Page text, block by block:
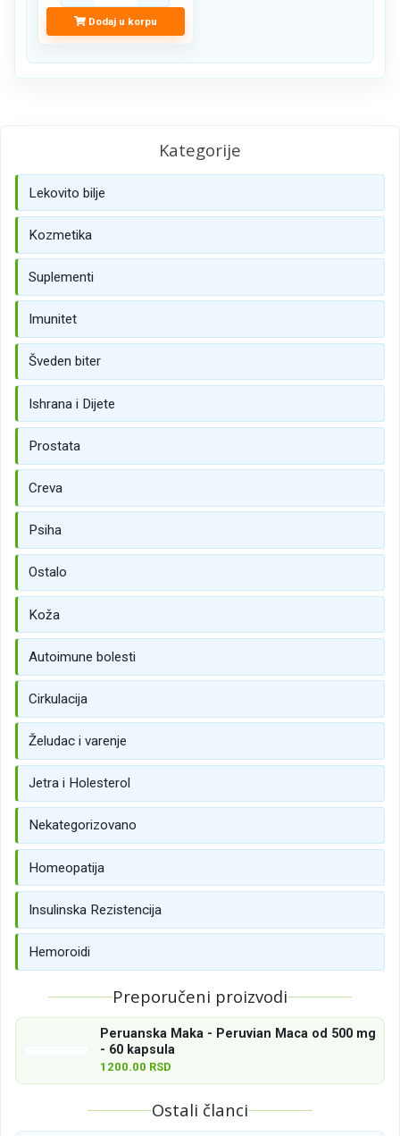
Dodaj u korpu
Kategorije
Lekovito bilje
Kozmetika
Suplementi
Imunitet
Šveden biter
Ishrana i Dijete
Prostata
Creva
Psiha
Ostalo
Koža
Autoimune bolesti
Cirkulacija
Želudac i varenje
Jetra i Holesterol
Nekategorizovano
Homeopatija
Insulinska Rezistencija
Hemoroidi
Preporučeni proizvodi
Peruanska Maka - Peruvian Maca od 500 mg
- 60 kapsula
1200.00 RSD
Ostali članci